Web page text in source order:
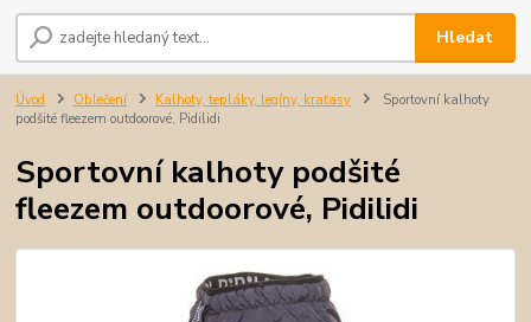
Hledat
Úvod Oblečení Kalhoty, tepláky, legíny, kraťasy
Sportovní kalhoty
podšité fleezem outdoorové, Pidilidi
Sportovní kalhoty podšité
fleezem outdoorové, Pidilidi